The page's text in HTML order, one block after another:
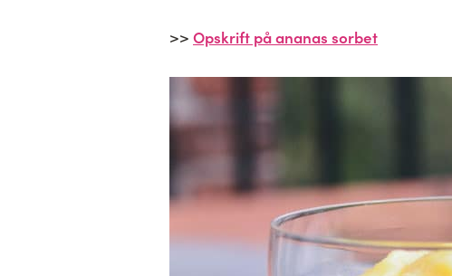
>> Opskrift på ananas sorbet